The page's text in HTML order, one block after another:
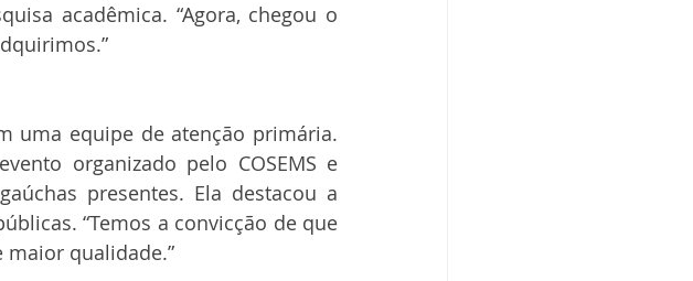
acadêmica. “Agora, chegou o
uma equipe de atenção primária.
organizado pelo COSEMS e
presentes. Ela destacou a
“Temos a convicção de que
qualidade.”